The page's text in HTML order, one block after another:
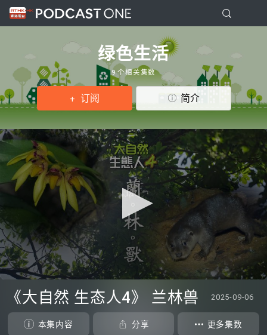
绿色生活
9 个相关集数
订阅 简介
seconds
seconds
《大自然 生态人4》 兰林兽 2025-09-06
本集内容 分享 更多集数